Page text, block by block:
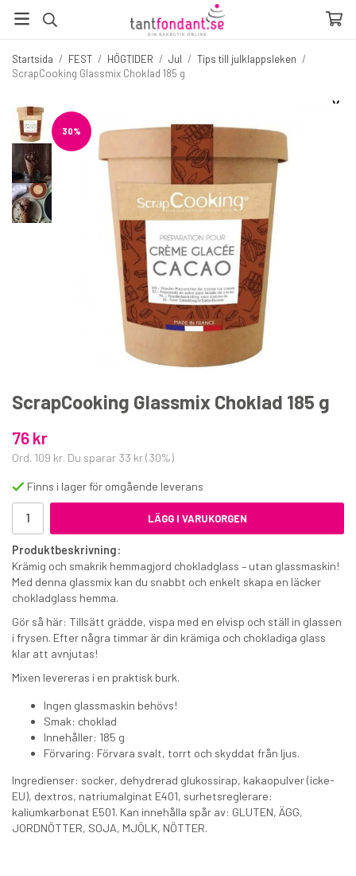
Startsida / FEST / HÖGTIDER / Jul / Tips till julklappsleken /
ScrapCooking Glassmix Choklad 185 g
Marsipan gul 500 g
54 kr
€5.90
☓
30%
ScrapCooking Glassmix Choklad 185 g
76 kr
Ord. 109 kr. Du sparar 33 kr(30%)
Finns i lager för omgående leverans
LÄGG I VARUKORGEN
Produktbeskrivning:
Krämig och smakrik hemmagjord chokladglass – utan glassmaskin!
Med denna glassmix kan du snabbt och enkelt skapa en läcker
chokladglass hemma.
Gör så här: Tillsätt grädde, vispa med en elvisp och ställ in glassen
i frysen. Efter några timmar är din krämiga och chokladiga glass
klar att avnjutas!
Mixen levereras i en praktisk burk.
Ingen glassmaskin behövs!
Smak: choklad
Innehåller: 185 g
Förvaring: Förvara svalt, torrt och skyddat från ljus.
Ingredienser: socker, dehydrerad glukossirap, kakaopulver (icke-
EU), dextros, natriumalginat E401, surhetsreglerare:
kaliumkarbonat E501. Kan innehålla spår av: GLUTEN, ÄGG,
JORDNÖTTER, SOJA, MJÖLK, NÖTTER.